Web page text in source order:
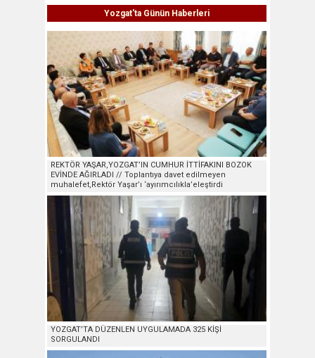
Yozgat'ta Günün Haberleri
REKTÖR YAŞAR,YOZGAT’IN CUMHUR İTTİFAKINI BOZOK
EVİNDE AĞIRLADI // Toplantıya davet edilmeyen
muhalefet,Rektör Yaşar’ı ‘ayırımcılıkla’eleştirdi
YOZGAT’TA DÜZENLEN UYGULAMADA 325 KİŞİ
SORGULANDI